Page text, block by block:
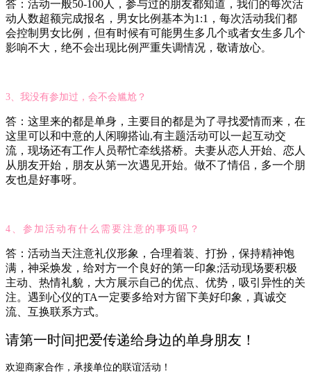
答：活动一般50-100人，参与过的朋友都知道，我们的每次活
动人数超额完成报名， 男女比例基本为1:1， 每次活动我们都
会控制男女比例，但有时候有可能男生多几个或者女生多几个
影响不大，绝不会出现比例严重失调情况，敬请放心。
3、我没有参加过，会不会尴尬？
答：这里来的都是单身，主要目的都是为了寻找爱情而来，在
这里可以和中意的人闲聊搭讪,有主题活动可以一起互动交
流，现场还有工作人员帮忙牵线搭桥。夫妻从恋人开始、恋人
从朋友开始，朋友从第一次遇见开始。做不了情侣，多一个朋
友也是好事呀。
4、参加活动有什么需要注意的事项吗？
答：活动当天注意礼仪形象，合理着装、打扮，保持精神饱
满，神采焕发，给对方一个良好的第一印象;活动现场要积极
主动、热情礼貌，大方展示自己的优点、优势，吸引异性的关
注。遇到心仪的TA一定要多给对方留下美好印象，真诚交
流、互换联系方式。
请第一时间把爱传递给身边的单身朋友！
欢迎商家合作，承接单位的联谊活动！